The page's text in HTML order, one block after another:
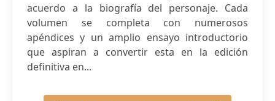
acuerdo a la biografía del personaje. Cada
volumen se completa con numerosos
apéndices y un amplio ensayo introductorio
que aspiran a convertir esta en la edición
definitiva en...